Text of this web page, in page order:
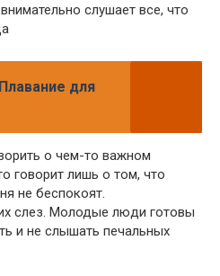
слушает все, что
Плавание для
о чем-то важном
говорит лишь о том, что
не беспокоят.
слез. Молодые люди готовы
и не слышать печальных